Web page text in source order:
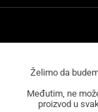
Želimo da
Međutim, ne
proizvod u